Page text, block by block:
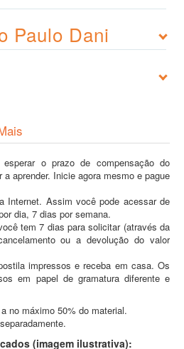
Paulo Dani
o prazo de compensação do
a aprender. Inicie agora mesmo e pague
Internet. Assim você pode acessar de
dia, 7 dias por semana.
tem 7 dias para solicitar (através da
ou a devolução do valor
impressos e receba em casa. Os
em papel de gramatura diferente e
no máximo 50% do material.
(imagem ilustrativa):